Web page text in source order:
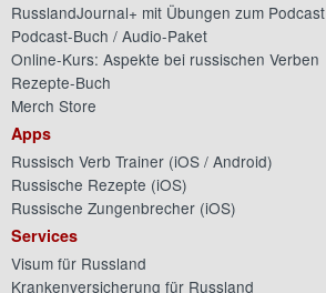
RusslandJournal+ mit Übungen zum Podcast
Podcast-Buch / Audio-Paket
Online-Kurs: Aspekte bei russischen Verben
Rezepte-Buch
Merch Store
Apps
Russisch Verb Trainer (iOS / Android)
Russische Rezepte (iOS)
Russische Zungenbrecher (iOS)
Services
Visum für Russland
Krankenversicherung für Russland